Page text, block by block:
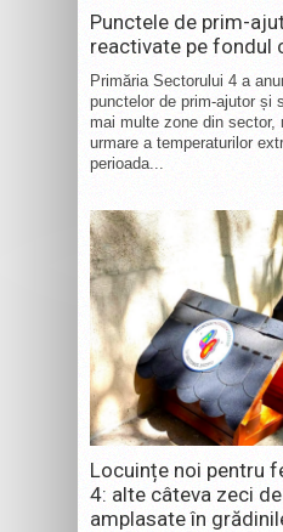
Punctele de prim-
reactivate pe fondul
Primăria Sectorului 4 a
punctelor de prim-ajutor și
mai multe zone din sector,
urmare a temperaturilor
perioada...
Locuințe noi pentru
4: alte câteva zeci
amplasate în